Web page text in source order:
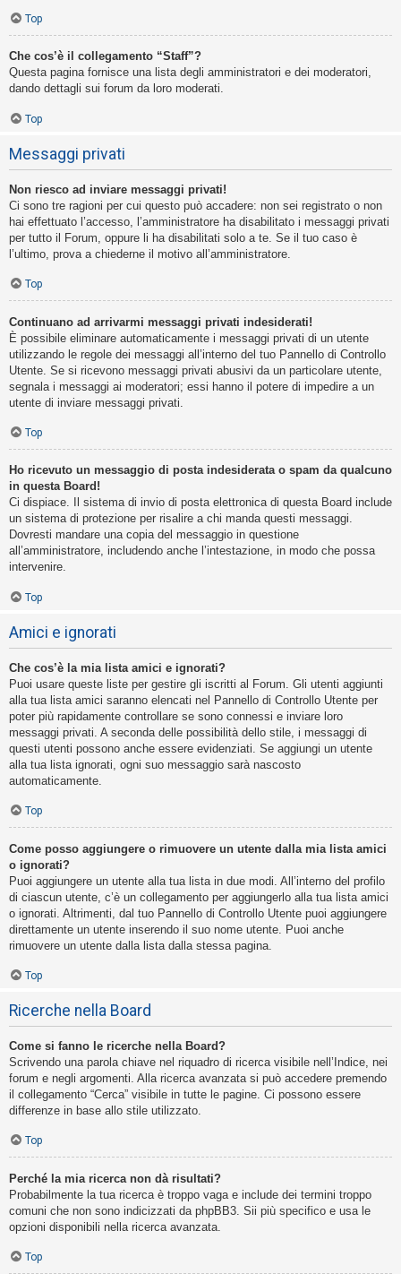
Top
Che cos’è il collegamento “Staff”?
Questa pagina fornisce una lista degli amministratori e dei moderatori,
dando dettagli sui forum da loro moderati.
Top
Messaggi privati
Non riesco ad inviare messaggi privati!
Ci sono tre ragioni per cui questo può accadere: non sei registrato o non
hai effettuato l’accesso, l’amministratore ha disabilitato i messaggi privati
per tutto il Forum, oppure li ha disabilitati solo a te. Se il tuo caso è
l’ultimo, prova a chiederne il motivo all’amministratore.
Top
Continuano ad arrivarmi messaggi privati indesiderati!
È possibile eliminare automaticamente i messaggi privati ​​di un utente
utilizzando le regole dei messaggi all’interno del tuo Pannello di Controllo
Utente. Se si ricevono messaggi privati ​​abusivi da un particolare utente,
segnala i messaggi ai moderatori; essi hanno il potere di impedire a un
utente di inviare messaggi privati​​.
Top
Ho ricevuto un messaggio di posta indesiderata o spam da qualcuno
in questa Board!
Ci dispiace. Il sistema di invio di posta elettronica di questa Board include
un sistema di protezione per risalire a chi manda questi messaggi.
Dovresti mandare una copia del messaggio in questione
all’amministratore, includendo anche l’intestazione, in modo che possa
intervenire.
Top
Amici e ignorati
Che cos’è la mia lista amici e ignorati?
Puoi usare queste liste per gestire gli iscritti al Forum. Gli utenti aggiunti
alla tua lista amici saranno elencati nel Pannello di Controllo Utente per
poter più rapidamente controllare se sono connessi e inviare loro
messaggi privati. A seconda delle possibilità dello stile, i messaggi di
questi utenti possono anche essere evidenziati. Se aggiungi un utente
alla tua lista ignorati, ogni suo messaggio sarà nascosto
automaticamente.
Top
Come posso aggiungere o rimuovere un utente dalla mia lista amici
o ignorati?
Puoi aggiungere un utente alla tua lista in due modi. All’interno del profilo
di ciascun utente, c’è un collegamento per aggiungerlo alla tua lista amici
o ignorati. Altrimenti, dal tuo Pannello di Controllo Utente puoi aggiungere
direttamente un utente inserendo il suo nome utente. Puoi anche
rimuovere un utente dalla lista dalla stessa pagina.
Top
Ricerche nella Board
Come si fanno le ricerche nella Board?
Scrivendo una parola chiave nel riquadro di ricerca visibile nell’Indice, nei
forum e negli argomenti. Alla ricerca avanzata si può accedere premendo
il collegamento “Cerca” visibile in tutte le pagine. Ci possono essere
differenze in base allo stile utilizzato.
Top
Perché la mia ricerca non dà risultati?
Probabilmente la tua ricerca è troppo vaga e include dei termini troppo
comuni che non sono indicizzati da phpBB3. Sii più specifico e usa le
opzioni disponibili nella ricerca avanzata.
Top